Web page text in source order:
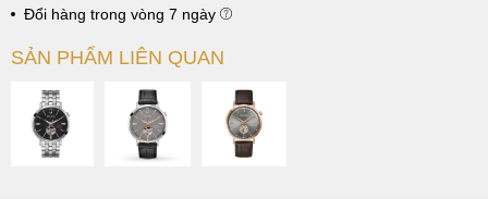
Đổi hàng trong vòng 7 ngày
SẢN PHẨM LIÊN QUAN